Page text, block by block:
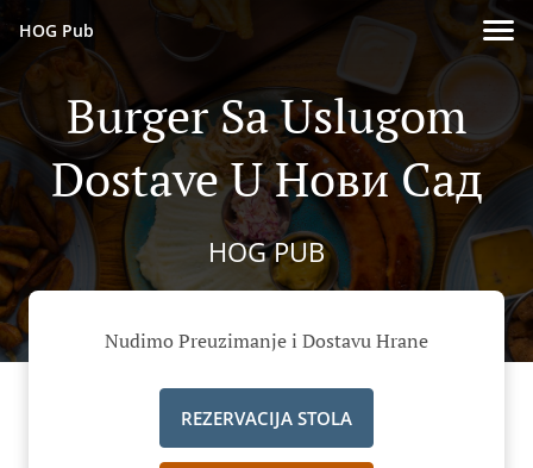
HOG Pub
Burger Sa Uslugom
Dostave U Нови Сад
HOG PUB
Nudimo Preuzimanje i Dostavu Hrane
REZERVACIJA STOLA